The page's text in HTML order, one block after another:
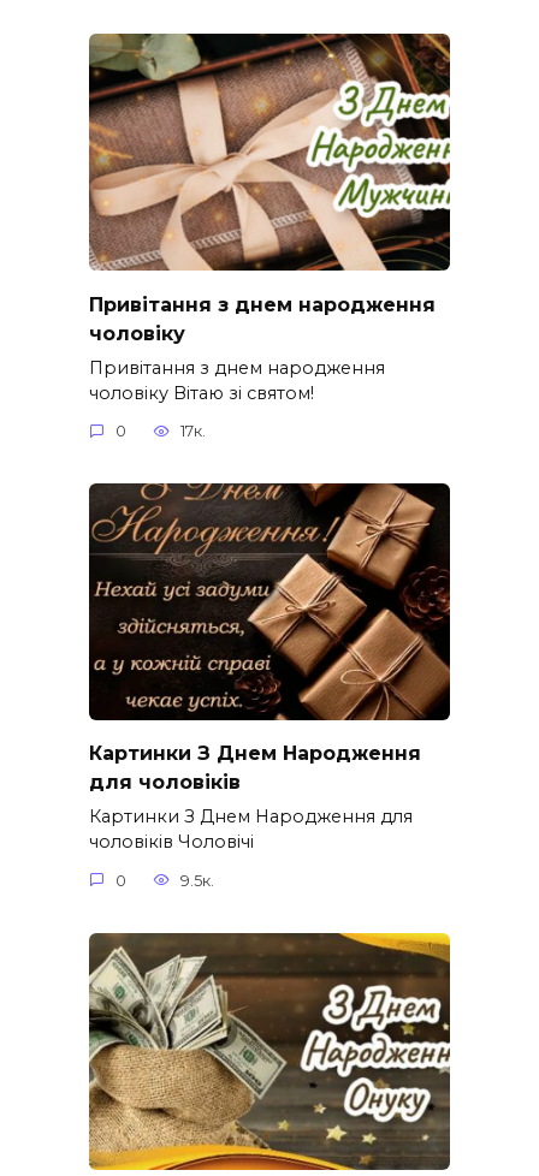
Привітання з днем народження
чоловіку
Привітання з днем народження
чоловіку Вітаю зі святом!
0 17к.
Картинки З Днем Народження
для чоловіків​
Картинки З Днем Народження для
чоловіків​ Чоловічі
0 9.5к.